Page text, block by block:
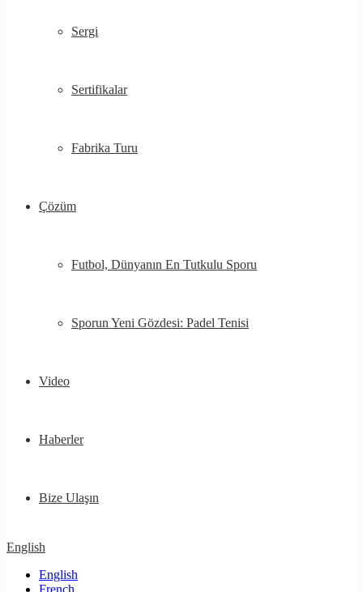
Sergi
Sertifikalar
Fabrika Turu
Çözüm
Futbol, ​​Dünyanın En Tutkulu Sporu
Sporun Yeni Gözdesi: Padel Tenisi
Video
Haberler
Bize Ulaşın
English
English
French